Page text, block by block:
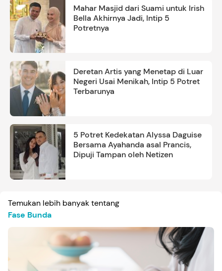
Mahar Masjid dari Suami untuk Irish
Bella Akhirnya Jadi, Intip 5
Potretnya
Deretan Artis yang Menetap di Luar
Negeri Usai Menikah, Intip 5 Potret
Terbarunya
5 Potret Kedekatan Alyssa Daguise
Bersama Ayahanda asal Prancis,
Dipuji Tampan oleh Netizen
Temukan lebih banyak tentang
Fase Bunda